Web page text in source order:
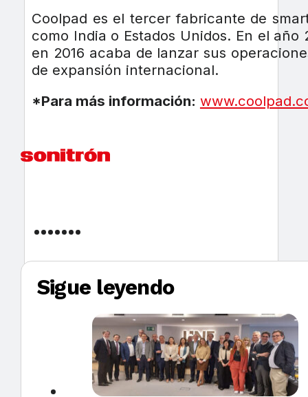
Coolpad es el tercer fabricante de
como India o Estados Unidos. En el
en 2016 acaba de lanzar sus
de expansión internacional.
*Para más información:
Sigue leyendo